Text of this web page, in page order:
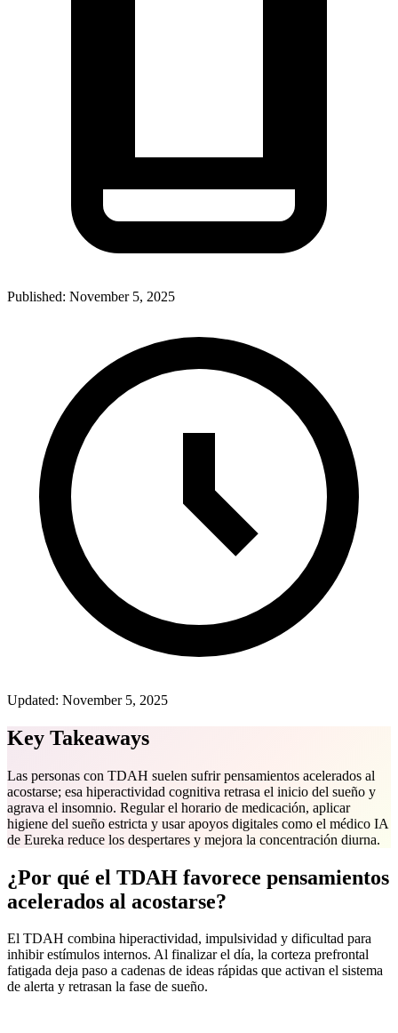
Published: November 5, 2025
Updated: November 5, 2025
Key Takeaways
Las personas con TDAH suelen sufrir pensamientos acelerados al
acostarse; esa hiperactividad cognitiva retrasa el inicio del sueño y
agrava el insomnio. Regular el horario de medicación, aplicar
higiene del sueño estricta y usar apoyos digitales como el médico IA
de Eureka reduce los despertares y mejora la concentración diurna.
¿Por qué el TDAH favorece pensamientos
acelerados al acostarse?
El TDAH combina hiperactividad, impulsividad y dificultad para
inhibir estímulos internos. Al finalizar el día, la corteza prefrontal
fatigada deja paso a cadenas de ideas rápidas que activan el sistema
de alerta y retrasan la fase de sueño.